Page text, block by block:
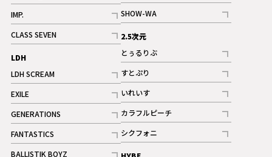
記事
IMP.
記事
CLASS SEVEN
記事
LDH
LDH SCREAM
記事
EXILE
記事
GENERATIONS
記事
FANTASTICS
記事
BALLISTIK BOYZ
記事
SHOW-WA
記事
2.5次元
とぅるりぶ
記事
すとぷり
記事
ギャラリー
いれいす
記事
ギャラリー
カラフルピーチ
記事
シクフォニ
記事